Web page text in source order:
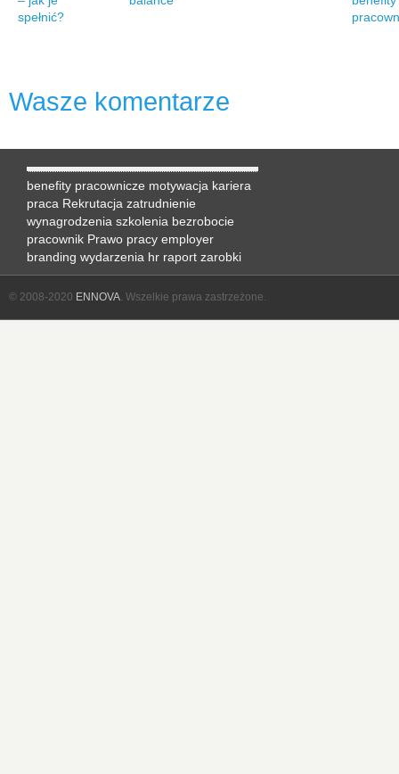
spełnić?
Wasze komentarze
benefity pracownicze motywacja kariera
praca Rekrutacja zatrudnienie
wynagrodzenia szkolenia bezrobocie
pracownik Prawo pracy employer
branding wydarzenia hr raport zarobki
© 2008-2020 ENNOVA. Wszelkie prawa zastrzeżone.